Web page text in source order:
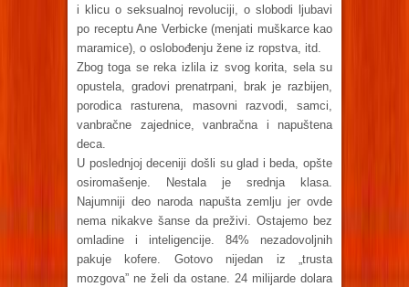
i klicu o seksualnoj revoluciji, o slobodi ljubavi
po receptu Ane Verbicke (menjati muškarce kao
maramice), o oslobođenju žene iz ropstva, itd.
Zbog toga se reka izlila iz svog korita, sela su
opustela, gradovi prenatrpani, brak je razbijen,
porodica rasturena, masovni razvodi, samci,
vanbračne zajednice, vanbračna i napuštena
deca.
U poslednjoj deceniji došli su glad i beda, opšte
osiromašenje. Nestala je srednja klasa.
Najumniji deo naroda napušta zemlju jer ovde
nema nikakve šanse da preživi. Ostajemo bez
omladine i inteligencije. 84% nezadovoljnih
pakuje kofere. Gotovo nijedan iz „trusta
mozgova” ne želi da ostane. 24 milijarde dolara